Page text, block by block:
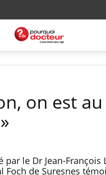
on est
le Dr Jean-François
de Suresnes